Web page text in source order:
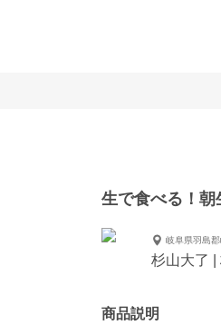
生で食べる！朝
岐阜県羽島
杉山大了 |
商品説明